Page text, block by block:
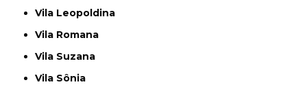
Vila Leopoldina
Vila Romana
Vila Suzana
Vila Sônia